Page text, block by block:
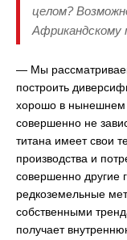
целом?
— Мы
построить
хорошо в нынешнем
совершенно не
титана имеет свои
производства и
совершенно другие
редкоземельные
собственными
получает